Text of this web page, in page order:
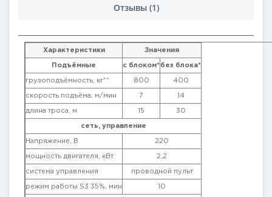
Отзывы (1)
Характеристики Значения
Подъёмные с блоком* без блока*
грузоподъёмность, кг** 800 400
скорость подъёма, м/мин 7 14
длина троса, м 15 30
сеть, управление
Напряжение, В 220
мощность двигателя, кВт 2,2
система управления проводной пульт
режим работы S3 35%, мин 10